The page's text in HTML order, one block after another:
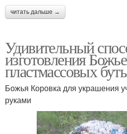
читать дальше →
Удивительный
изготовления
пластмассовых
Божья Коровка для украшения
руками